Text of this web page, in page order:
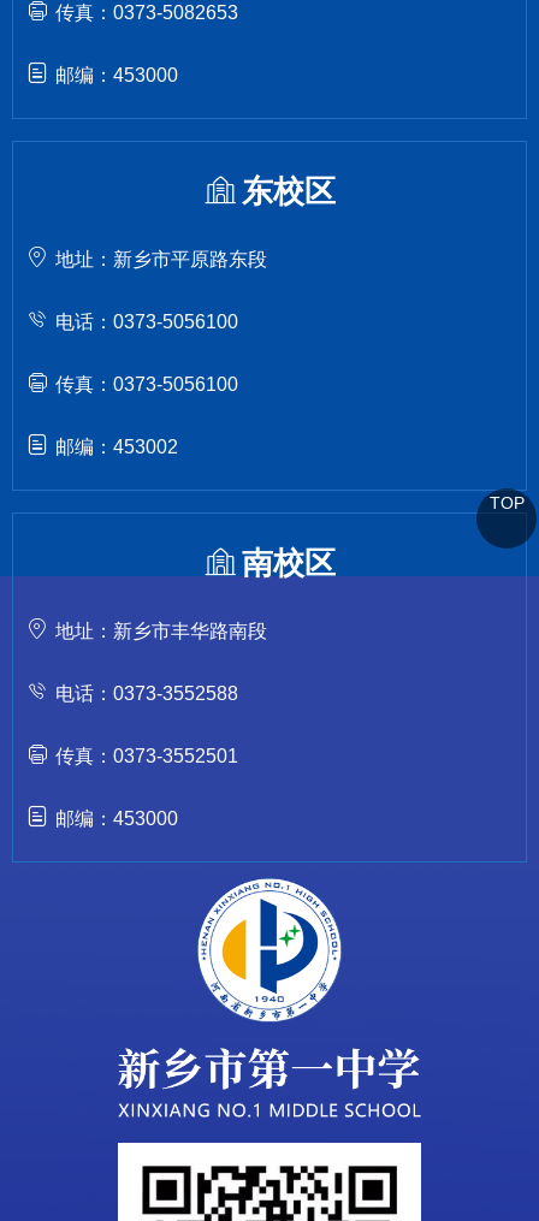
传真：0373-5082653
邮编：453000
东校区
地址：新乡市平原路东段
电话：0373-5056100
传真：0373-5056100
邮编：453002
南校区
地址：新乡市丰华路南段
电话：0373-3552588
传真：0373-3552501
邮编：453000
TOP